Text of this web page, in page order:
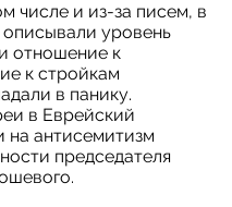
числе и из-за писем, в
описывали уровень
отношение к
к стройкам
в панику.
в Еврейский
на антисемитизм
председателя